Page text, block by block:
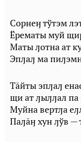
Сорнеӈ тўтэм
Ёрематы муй
Маты ԓотна ат
Эпԓаԓ ма
Тăйты эпԓаԓ
щи ат ԓыԓԓал
Муйна вертԓа
Паԓăӈ хун ԓўв —